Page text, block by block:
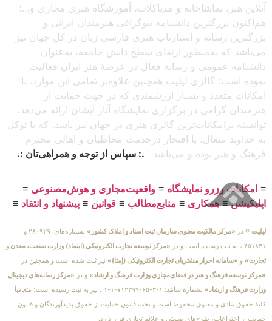
آنلاین هنر، تماشاخانه و مدیاکلاب، آموزشگاه هنری مجازی و…؛
هم‌اکنون بزرگترین دانشنامه بیوگرافی هنرمندان ایرانی و
بزرگترین رسانه و استارتاپ هنری فارسی زبان در کل جهان نیز
می‌باشد که به‌منظور ارتقای سطح دانش جامعه، به‌عنوان
دانشنامه عمومی و رسانهٔ فعال در عرصهٔ هنر ایران فعالیت
نموده است؛ گالری لیلیت همچنین علاوه‌بر تمامی این موارد، با
امکانات متعدد و بسیار ارزشمندی که در جهت حمایت از
هنرمندان گرامی در برگزاری نمایشگاه آثار ایشان ارائه می‌دهد،
توانسته پرامکانات‌ترین گالری هنری در جهان نیز باشد، که با توکل
به خداوند متعال، با افتخار درخدمت مخاطبان و اهالی محترم
فرهنگ و هنر بوده و می‌باشد. .: سپاس از توجه و همراهی‌تان :.
≡ امکانات رزرو نمایشگاه ≡ واقعیت‌مجازی و هوش‌مصنوعی ≡
اپلیکیشن≡همکاری ≡ منابع‌مطالب ≡ قوانین ≡ پیشنهاد و انتقاد ≡
لیلیت ® در «مرکز مالکیت معنوی سازمان ثبت اسناد و املاک کشور»
بشماره‌های: ۲۸۰۹۲۹ و
۴۵۱۸۴۱ ، به ثبت رسیده است و در
«مرکز توسعه تجارت الکترونیکی (اینماد) وزارت صنعت، معدن و
تجارت» و «سامانه احراز مشتریان تجارت الکترونیکی (اِمتا)» نیز ثبت شده است و همچنین در
«مرکز توسعه فرهنگ و هنر در فضای‌مجازی وزارت فرهنگ و ارشاد» و در «مرکز رسانه‌های دیجیتال
وزارت فرهنگ و ارشاد»
بشماره شامَد: ۱-۳-۶۵-۷۱۲۳۹۹-۱-۱ ، نیز به ثبت رسیده است؛ متعاقباً
کلیهٔ حقوق مادی و معنوی محفوظ است و تحت قانون حمایت از حقوق پدیدآورندگان و قانون
حمایت از اختراعات، طرح‌های صنعتی و علائم تجاری قرار دارد.